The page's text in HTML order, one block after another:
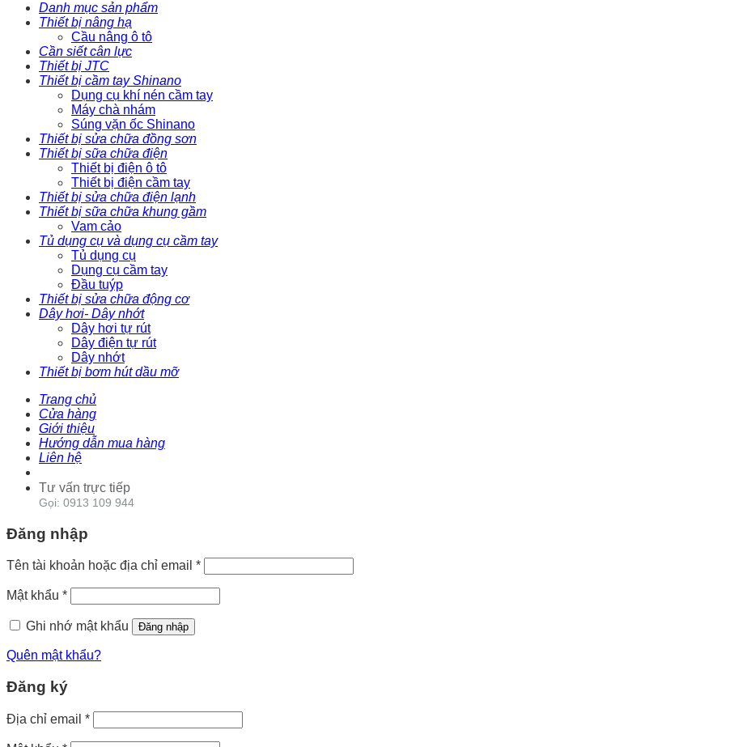
Danh mục sản phẩm
Thiết bị nâng hạ
Cầu nâng ô tô
Cần siết cân lực
Thiết bị JTC
Thiết bị cầm tay Shinano
Dụng cụ khí nén cầm tay
Máy chà nhám
Súng vặn ốc Shinano
Thiết bị sửa chữa đồng sơn
Thiết bị sữa chữa điện
Thiết bị điện ô tô
Thiết bị điện cầm tay
Thiết bị sửa chữa điện lạnh
Thiết bị sữa chữa khung gầm
Vam cảo
Tủ dụng cụ và dụng cụ cầm tay
Tủ dụng cụ
Dụng cụ cầm tay
Đầu tuýp
Thiết bị sửa chữa động cơ
Dây hơi- Dây nhớt
Dây hơi tự rút
Dây điện tự rút
Dây nhớt
Thiết bị bơm hút dầu mỡ
Trang chủ
Cửa hàng
Giới thiệu
Hướng dẫn mua hàng
Liên hệ
Tư vấn trực tiếp
Gọi: 0913 109 944
Đăng nhập
Tên tài khoản hoặc địa chỉ email *
Mật khẩu *
Ghi nhớ mật khẩu Đăng nhập
Quên mật khẩu?
Đăng ký
Địa chỉ email *